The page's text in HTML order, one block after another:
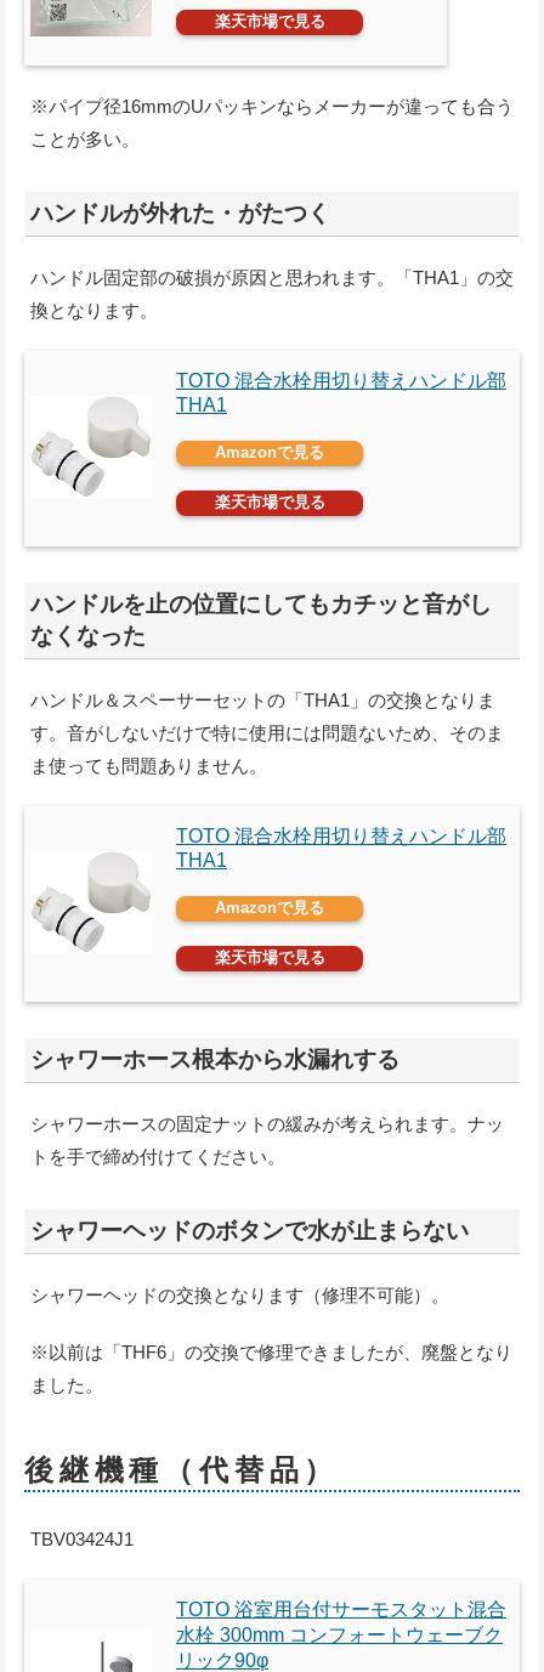
楽天市場で見る
※パイプ径16mmのUパッキンならメーカーが違っても合う
ことが多い。
ハンドルが外れた・がたつく
ハンドル固定部の破損が原因と思われます。「THA1」の交
換となります。
TOTO 混合水栓用切り替えハンドル部
THA1
Amazonで見る
楽天市場で見る
ハンドルを止の位置にしてもカチッと音がし
なくなった
ハンドル＆スペーサーセットの「THA1」の交換となりま
す。音がしないだけで特に使用には問題ないため、そのま
ま使っても問題ありません。
TOTO 混合水栓用切り替えハンドル部
THA1
Amazonで見る
楽天市場で見る
シャワーホース根本から水漏れする
シャワーホースの固定ナットの緩みが考えられます。ナッ
トを手で締め付けてください。
シャワーヘッドのボタンで水が止まらない
シャワーヘッドの交換となります（修理不可能）。
※以前は「THF6」の交換で修理できましたが、廃盤となり
ました。
後継機種（代替品）
TBV03424J1
TOTO 浴室用台付サーモスタット混合
水栓 300mm コンフォートウェーブク
リック90φ